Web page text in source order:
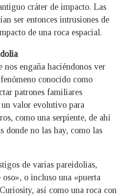
cráter de impacto. Las
ser entonces intrusiones de
de una roca espacial.
nos engaña haciéndonos ver
conocido como
patrones familiares
un valor evolutivo para
como una serpiente, de ahí
donde no las hay, como las
de varias pareidolias,
o incluso una «puerta
así como una roca con